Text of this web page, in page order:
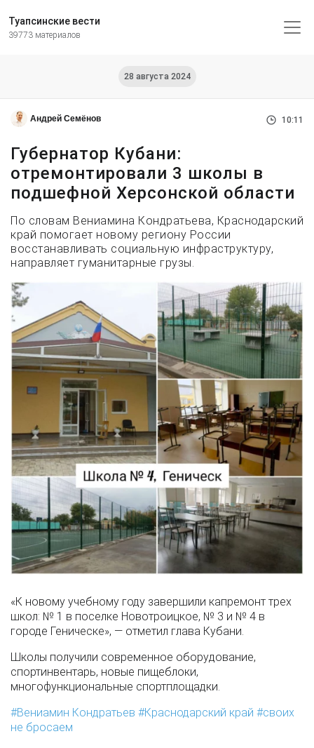
Туапсинские вести
39773 материалов
28 августа 2024
Андрей Семёнов 10:11
Губернатор Кубани:
отремонтировали 3 школы в
подшефной Херсонской области
По словам Вениамина Кондратьева, Краснодарский
край помогает новому региону России
восстанавливать социальную инфраструктуру,
направляет гуманитарные грузы.
«К новому учебному году завершили капремонт трех
школ: № 1 в поселке Новотроицкое, № 3 и № 4 в
городе Геническе», — отметил глава Кубани.
Школы получили современное оборудование,
спортинвентарь, новые пищеблоки,
многофункциональные спортплощадки.
Вениамин Кондратьев
Краснодарский край
своих
не бросаем